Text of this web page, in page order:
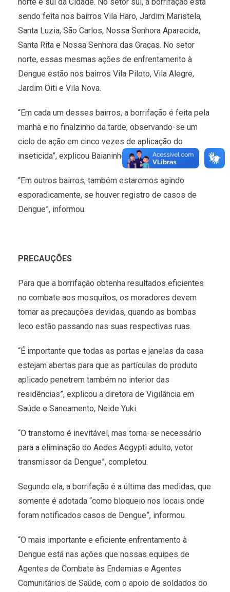
sendo feita nos bairros Vila Haro, Jardim Maristela,
Santa Luzia, São Carlos, Nossa Senhora Aparecida,
Santa Rita e Nossa Senhora das Graças. No setor
norte, essas mesmas ações de enfrentamento à
Dengue estão nos bairros Vila Piloto, Vila Alegre,
Jardim Oiti e Vila Nova.
“Em cada um desses bairros, a borrifação é feita pela
manhã e no finalzinho da tarde, observando-se um
ciclo de ação em cinco vezes de aplicação do
inseticida”, explicou Baianinho.
“Em outros bairros, também estaremos agindo
esporadicamente, se houver registro de casos de
Dengue”, informou.
PRECAUÇÕES
Para que a borrifação obtenha resultados eficientes
no combate aos mosquitos, os moradores devem
tomar as precauções devidas, quando as bombas
leco estão passando nas suas respectivas ruas.
“É importante que todas as portas e janelas da casa
estejam abertas para que as partículas do produto
aplicado penetrem também no interior das
residências”, explicou a diretora de Vigilância em
Saúde e Saneamento, Neide Yuki.
“O transtorno é inevitável, mas torna-se necessário
para a eliminação do Aedes Aegypti adulto, vetor
transmissor da Dengue”, completou.
Segundo ela, a borrifação é a última das medidas, que
somente é adotada “como bloqueio nos locais onde
foram notificados casos de Dengue”, informou.
“O mais importante e eficiente enfrentamento à
Dengue está nas ações que nossas equipes de
Agentes de Combate às Endemias e Agentes
Comunitários de Saúde, com o apoio de soldados do